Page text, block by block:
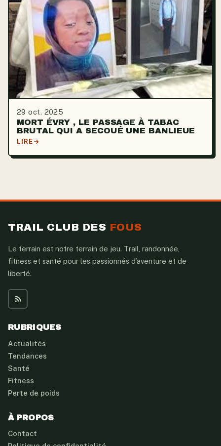
29 oct. 2025
MORT ÉVRY , LE PASSAGE À TABAC
BRUTAL QUI A SECOUÉ UNE BANLIEUE
LIRE
TRAIL CLUB DES FOUS
Le terrain est notre terrain de jeu. Trail, randonnée,
fitness et santé pour les passionnés d’aventure et de
liberté.
RUBRIQUES
Actualités
Tendances
Santé
Fitness
Perte de poids
À PROPOS
Contact